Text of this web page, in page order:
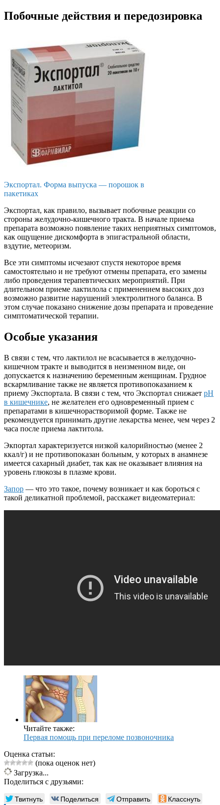
Побочные действия и передозировка
Экспортал. Форма выпуска — порошок в
пакетиках
Экспортал, как правило, вызывает побочные реакции со
стороны желудочно-кишечного тракта. В начале приема
препарата возможно появление таких неприятных симптомов,
как ощущение дискомфорта в эпигастральной области,
вздутие, метеоризм.
Все эти симптомы исчезают спустя некоторое время
самостоятельно и не требуют отмены препарата, его замены
либо проведения терапевтических мероприятий. При
длительном приеме лактилола с применением высоких доз
возможно развитие нарушений электролитного баланса. В
этом случае показано снижение дозы препарата и проведение
симптоматической терапии.
Особые указания
В связи с тем, что лактилол не всасывается в желудочно-
кишечном тракте и выводится в неизменном виде, он
допускается к назначению беременным женщинам. Грудное
вскармливание также не является противопоказанием к
приему Экспортала. В связи с тем, что Экспортал снижает рН
в кишечнике, не желателен его одновременный прием с
препаратами в кишечнорастворимой форме. Также не
рекомендуется принимать другие лекарства менее, чем через 2
часа после приема лактитола.
Экпортал характеризуется низкой калорийностью (менее 2
ккал/г) и не противопоказан больным, у которых в анамнезе
имеется сахарный диабет, так как не оказывает влияния на
уровень глюкозы в плазме крови.
Запор — что это такое, почему возникает и как бороться с
такой деликатной проблемой, расскажет видеоматериал:
Читайте также:
Первая помощь при переломе позвоночника
Оценка статьи:
(пока оценок нет)
Загрузка...
Поделиться с друзьями:
Твитнуть Поделиться Отправить Класснуть